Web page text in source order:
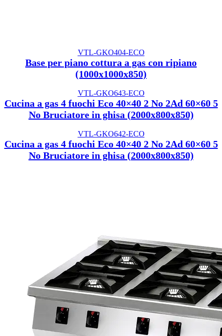
VTL-GKO404-ECO
Base per piano cottura a gas con ripiano
(1000x1000x850)
VTL-GKO643-ECO
Cucina a gas 4 fuochi Eco 40×40 2 No 2Ad 60×60 5
No Bruciatore in ghisa (2000x800x850)
VTL-GKO642-ECO
Cucina a gas 4 fuochi Eco 40×40 2 No 2Ad 60×60 5
No Bruciatore in ghisa (2000x800x850)